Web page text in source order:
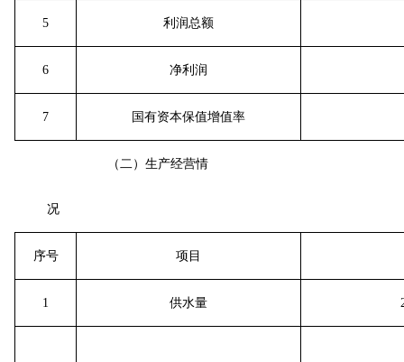
5 利润总额
6 净利润
7 国有资本保值增值率
（二）生产经营情
况
序号 项目
1 供水量